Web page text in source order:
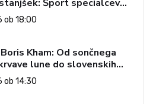
Šport specialcev
6. 8. 2026)
ob 18:00
Kham: Od sončnega
lune do slovenskih
vesolju (Vroča tema, 2. 8.
ob 14:30